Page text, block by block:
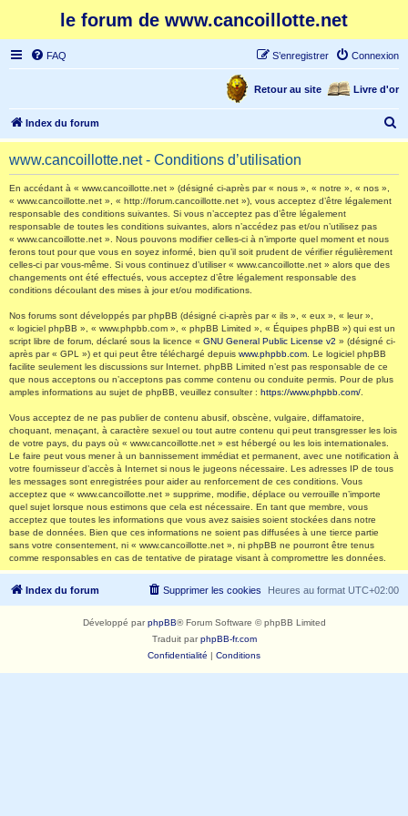
le forum de www.cancoillotte.net
FAQ Connexion
S’enregistrer
Livre d'or
Retour au site
Index du forum
e
www.cancoillotte.net - Conditions d’utilisation
En accédant à « www.cancoillotte.net » (désigné ci-après par « nous », « notre », « nos »,
« www.cancoillotte.net », « http://forum.cancoillotte.net »), vous acceptez d’être légalement
responsable des conditions suivantes. Si vous n’acceptez pas d’être légalement
responsable de toutes les conditions suivantes, alors n’accédez pas et/ou n’utilisez pas
« www.cancoillotte.net ». Nous pouvons modifier celles-ci à n’importe quel moment et nous
ferons tout pour que vous en soyez informé, bien qu’il soit prudent de vérifier régulièrement
celles-ci par vous-même. Si vous continuez d’utiliser « www.cancoillotte.net » alors que des
changements ont été effectués, vous acceptez d’être légalement responsable des
conditions découlant des mises à jour et/ou modifications.
Nos forums sont développés par phpBB (désigné ci-après par « ils », « eux », « leur »,
« logiciel phpBB », « www.phpbb.com », « phpBB Limited », « Équipes phpBB ») qui est un
script libre de forum, déclaré sous la licence « GNU General Public License v2 » (désigné ci-
après par « GPL ») et qui peut être téléchargé depuis www.phpbb.com . Le logiciel phpBB
facilite seulement les discussions sur Internet. phpBB Limited n’est pas responsable de ce
que nous acceptons ou n’acceptons pas comme contenu ou conduite permis. Pour de plus
amples informations au sujet de phpBB, veuillez consulter : https://www.phpbb.com/
Vous acceptez de ne pas publier de contenu abusif, obscène, vulgaire, diffamatoire,
choquant, menaçant, à caractère sexuel ou tout autre contenu qui peut transgresser les lois
de votre pays, du pays où « www.cancoillotte.net » est hébergé ou les lois internationales.
Le faire peut vous mener à un bannissement immédiat et permanent, avec une notification à
votre fournisseur d’accès à Internet si nous le jugeons nécessaire. Les adresses IP de tous
les messages sont enregistrées pour aider au renforcement de ces conditions. Vous
acceptez que « www.cancoillotte.net » supprime, modifie, déplace ou verrouille n’importe
quel sujet lorsque nous estimons que cela est nécessaire. En tant que membre, vous
acceptez que toutes les informations que vous avez saisies soient stockées dans notre
base de données. Bien que ces informations ne soient pas diffusées à une tierce partie
sans votre consentement, ni « www.cancoillotte.net », ni phpBB ne pourront être tenus
comme responsables en cas de tentative de piratage visant à compromettre les données.
Index du forum Heures au format UTC+02:00
Supprimer les cookies
Développé parphpBB® Forum Software © phpBB Limited
Traduit parphpBB-fr.com
Confidentialité | Conditions